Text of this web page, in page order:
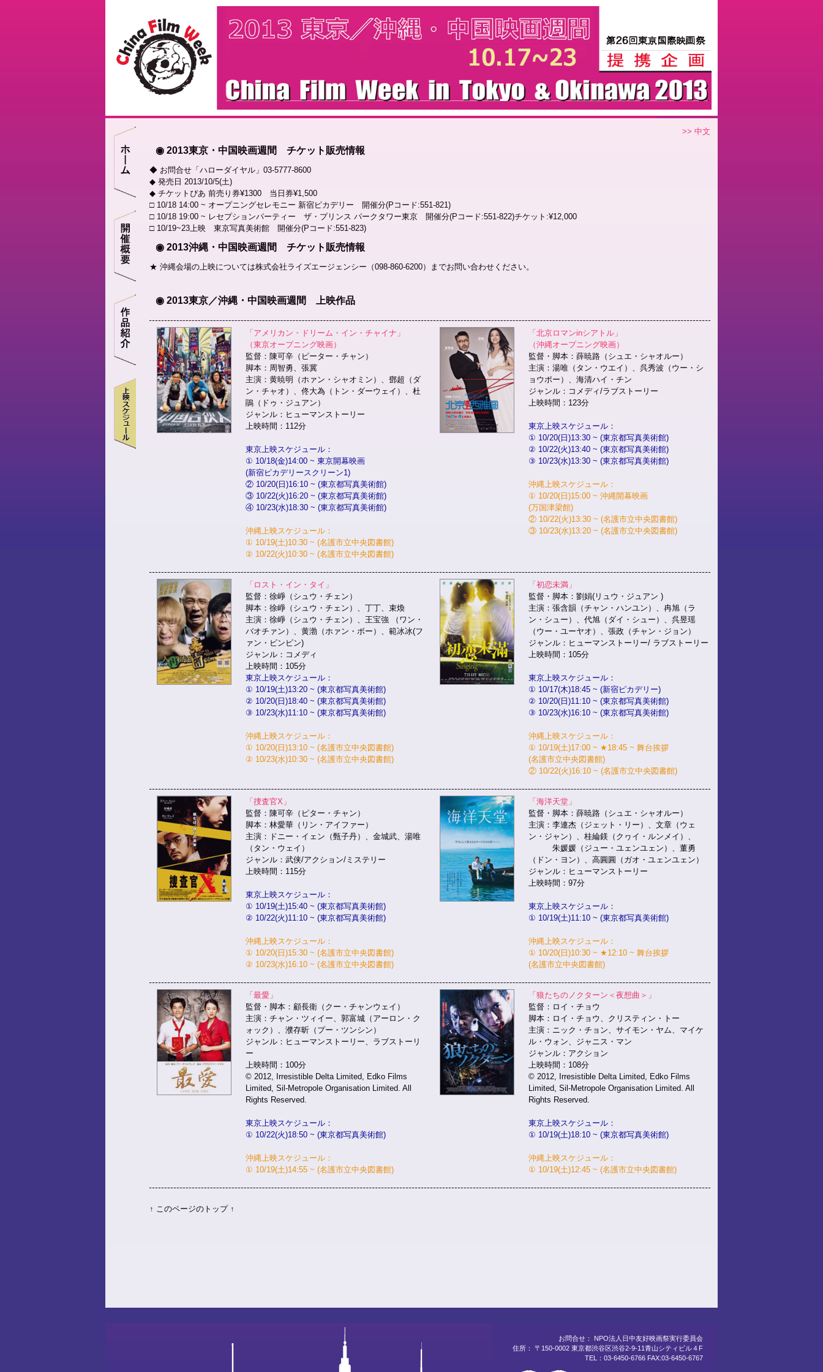
>> 中文
◉ 2013東京・中国映画週間 チケット販売情報
◆ お問合せ「ハローダイヤル」03-5777-8600
◆ 発売日 2013/10/5(土)
◆ チケットぴあ 前売り券¥1300 当日券¥1,500
□ 10/18 14:00 ~ オープニングセレモニー 新宿ピカデリー 開催分(Pコード:551-821)
□ 10/18 19:00 ~ レセプションパーティー ザ・プリンス パークタワー東京 開催分(Pコード:551-822)チケット:¥12,000
□ 10/19~23上映 東京写真美術館 開催分(Pコード:551-823)
◉ 2013沖縄・中国映画週間 チケット販売情報
★ 沖縄会場の上映については株式会社ライズエージェンシー（098-860-6200）までお問い合わせください。
◉ 2013東京／沖縄・中国映画週間 上映作品
「アメリカン・ドリーム・イン・チャイナ」
（東京オープニング映画）
監督：陳可辛（ピーター・チャン）
脚本：周智勇、張冀
主演：黄暁明（ホァン・シャオミン）、鄧超（ダ
ン・チャオ）、佟大為（トン・ダーウェイ）、杜
鵑（ドゥ・ジュアン）
ジャンル：ヒューマンストーリー
上映時間：112分
東京上映スケジュール：
① 10/18(金)14:00 ~ 東京開幕映画
(新宿ピカデリースクリーン1)
② 10/20(日)16:10 ~ (東京都写真美術館)
③ 10/22(火)16:20 ~ (東京都写真美術館)
④ 10/23(水)18:30 ~ (東京都写真美術館)
沖縄上映スケジュール：
① 10/19(土)10:30 ~ (名護市立中央図書館)
② 10/22(火)10:30 ~ (名護市立中央図書館)
「北京ロマンinシアトル」
（沖縄オープニング映画）
監督・脚本：薛暁路（シュエ・シャオルー）
主演：湯唯（タン・ウエイ）、呉秀波（ウー・シ
ョウポー）、海清ハイ・チン
ジャンル：コメディ/ラブストーリー
上映時間：123分
東京上映スケジュール：
① 10/20(日)13:30 ~ (東京都写真美術館)
② 10/22(火)13:40 ~ (東京都写真美術館)
③ 10/23(水)13:30 ~ (東京都写真美術館)
沖縄上映スケジュール：
① 10/20(日)15:00 ~ 沖縄開幕映画
(万国津梁館)
② 10/22(火)13:30 ~ (名護市立中央図書館)
③ 10/23(水)13:20 ~ (名護市立中央図書館)
「ロスト・イン・タイ」
監督：徐崢（シュウ・チェン）
脚本：徐崢（シュウ・チェン）、丁丁、束煥
主演：徐崢（シュウ・チェン）、王宝強 （ワン・
バオチァン）、黄渤（ホァン・ボー）、範冰冰(フ
ァン・ビンビン)
ジャンル：コメディ
上映時間：105分
東京上映スケジュール：
① 10/19(土)13:20 ~ (東京都写真美術館)
② 10/20(日)18:40 ~ (東京都写真美術館)
③ 10/23(水)11:10 ~ (東京都写真美術館)
沖縄上映スケジュール：
① 10/20(日)13:10 ~ (名護市立中央図書館)
② 10/23(水)10:30 ~ (名護市立中央図書館)
「初恋未満」
監督・脚本：劉娟(リュウ・ジュアン )
主演：張含韻（チャン・ハンユン）、冉旭（ラ
ン・シュー）、代旭（ダイ・シュー）、呉昱瑶
（ウー・ユーヤオ）、張政（チャン・ジョン）
ジャンル：ヒューマンストーリー/ ラブストーリー
上映時間：105分
東京上映スケジュール：
① 10/17(木)18:45 ~ (新宿ピカデリー)
② 10/20(日)11:10 ~ (東京都写真美術館)
③ 10/23(水)16:10 ~ (東京都写真美術館)
沖縄上映スケジュール：
① 10/19(土)17:00 ~ ★18:45 ~ 舞台挨拶
(名護市立中央図書館)
② 10/22(火)16:10 ~ (名護市立中央図書館)
「捜査官X」
監督：陳可辛（ピター・チャン）
脚本：林愛華（リン・アイファー）
主演：ドニー・イェン（甄子丹）、金城武、湯唯
（タン・ウェイ）
ジャンル：武侠/アクション/ミステリー
上映時間：115分
東京上映スケジュール：
① 10/19(土)15:40 ~ (東京都写真美術館)
② 10/22(火)11:10 ~ (東京都写真美術館)
沖縄上映スケジュール：
① 10/20(日)15:30 ~ (名護市立中央図書館)
② 10/23(水)16:10 ~ (名護市立中央図書館)
「海洋天堂」
監督・脚本：薛暁路（シュエ・シャオルー）
主演：李連杰（ジェット・リー）、文章（ウェ
ン・ジャン）、桂綸鎂（クヮイ・ルンメイ）、
朱媛媛（ジュー・ユェンユェン）、董勇
（ドン・ヨン）、高圓圓（ガオ・ユェンユェン）
ジャンル：ヒューマンストーリー
上映時間：97分
東京上映スケジュール：
① 10/19(土)11:10 ~ (東京都写真美術館)
沖縄上映スケジュール：
① 10/20(日)10:30 ~ ★12:10 ~ 舞台挨拶
(名護市立中央図書館)
「最愛」
監督・脚本：顧長衛（クー・チャンウェイ）
主演：チャン・ツィイー、郭富城（アーロン・ク
ォック）、濮存昕（プー・ツンシン）
ジャンル：ヒューマンストーリー、ラブストーリ
ー
上映時間：100分
© 2012, Irresistible Delta Limited, Edko Films
Limited, Sil-Metropole Organisation Limited. All
Rights Reserved.
東京上映スケジュール：
① 10/22(火)18:50 ~ (東京都写真美術館)
沖縄上映スケジュール：
① 10/19(土)14:55 ~ (名護市立中央図書館)
「狼たちのノクターン＜夜想曲＞」
監督：ロイ・チョウ
脚本：ロイ・チョウ、クリスティン・トー
主演：ニック・チョン、サイモン・ヤム、マイケ
ル・ウォン、ジャニス・マン
ジャンル：アクション
上映時間：108分
© 2012, Irresistible Delta Limited, Edko Films
Limited, Sil-Metropole Organisation Limited. All
Rights Reserved.
東京上映スケジュール：
① 10/19(土)18:10 ~ (東京都写真美術館)
沖縄上映スケジュール：
① 10/19(土)12:45 ~ (名護市立中央図書館)
↑ このページのトップ ↑
お問合せ： NPO法人日中友好映画祭実行委員会
住所： 〒150-0002 東京都渋谷区渋谷2-9-11青山シティビル４F
TEL：03-6450-6766 FAX:03-6450-6767